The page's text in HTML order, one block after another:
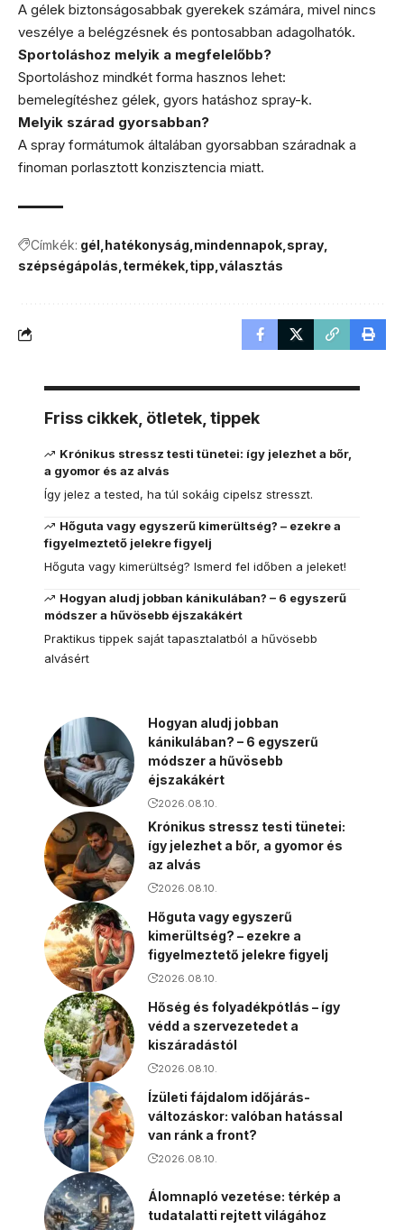
A gélek biztonságosabbak gyerekek számára, mivel nincs
veszélye a belégzésnek és pontosabban adagolhatók.
Sportoláshoz melyik a megfelelőbb?
Sportoláshoz mindkét forma hasznos lehet:
bemelegítéshez gélek, gyors hatáshoz spray-k.
Melyik szárad gyorsabban?
A spray formátumok általában gyorsabban száradnak a
finoman porlasztott konzisztencia miatt.
Címkék: gél hatékonyság mindennapok spray
szépségápolás termékek tipp választás
Friss cikkek, ötletek, tippek
Krónikus stressz testi tünetei: így jelezhet a bőr,
a gyomor és az alvás
Így jelez a tested, ha túl sokáig cipelsz stresszt.
Hőguta vagy egyszerű kimerültség? – ezekre a
figyelmeztető jelekre figyelj
Hőguta vagy kimerültség? Ismerd fel időben a jeleket!
Hogyan aludj jobban kánikulában? – 6 egyszerű
módszer a hűvösebb éjszakákért
Praktikus tippek saját tapasztalatból a hűvösebb
alvásért
Hogyan aludj jobban
kánikulában? – 6 egyszerű
módszer a hűvösebb
éjszakákért
2026.08.10.
Krónikus stressz testi tünetei:
így jelezhet a bőr, a gyomor és
az alvás
2026.08.10.
Hőguta vagy egyszerű
kimerültség? – ezekre a
figyelmeztető jelekre figyelj
2026.08.10.
Hőség és folyadékpótlás – így
védd a szervezetedet a
kiszáradástól
2026.08.10.
Ízületi fájdalom időjárás-
változáskor: valóban hatással
van ránk a front?
2026.08.10.
Álomnapló vezetése: térkép a
tudatalatti rejtett világához